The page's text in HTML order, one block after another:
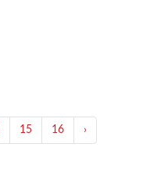
15 16 ›